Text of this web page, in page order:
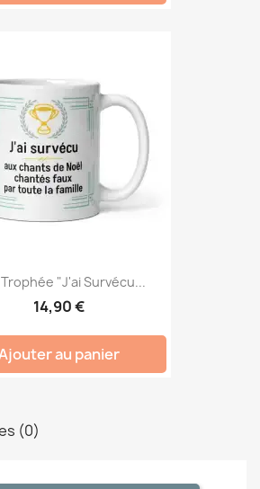
"J'ai Survécu...
14,90 €
au panier
(0)